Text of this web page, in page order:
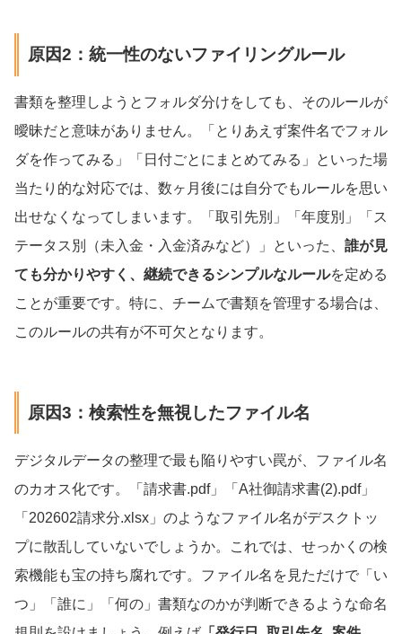
原因2：統一性のないファイリングルール
書類を整理しようとフォルダ分けをしても、そのルールが
曖昧だと意味がありません。「とりあえず案件名でフォル
ダを作ってみる」「日付ごとにまとめてみる」といった場
当たり的な対応では、数ヶ月後には自分でもルールを思い
出せなくなってしまいます。「取引先別」「年度別」「ス
テータス別（未入金・入金済みなど）」といった、 誰が見
ても分かりやすく、継続できるシンプルなルールを定める
ことが重要です。特に、チームで書類を管理する場合は、
このルールの共有が不可欠となります。
原因3：検索性を無視したファイル名
デジタルデータの整理で最も陥りやすい罠が、ファイル名
のカオス化です。「請求書.pdf」「A社御請求書(2).pdf」
「202602請求分.xlsx」のようなファイル名がデスクトッ
プに散乱していないでしょうか。これでは、せっかくの検
索機能も宝の持ち腐れです。ファイル名を見ただけで「い
つ」「誰に」「何の」書類なのかが判断できるような命名